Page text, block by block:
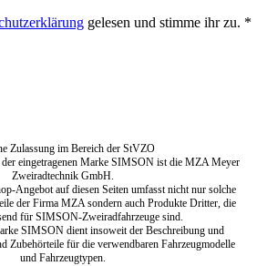
gelesen und stimme ihr zu. *
Zulassung im Bereich der StVZO
eingetragenen Marke SIMSON ist die MZA Meyer
Zweiradtechnik GmbH.
Angebot auf diesen Seiten umfasst nicht nur solche
der Firma MZA sondern auch Produkte Dritter, die
für SIMSON-Zweiradfahrzeuge sind.
SIMSON dient insoweit der Beschreibung und
Zubehörteile für die verwendbaren Fahrzeugmodelle
und Fahrzeugtypen.